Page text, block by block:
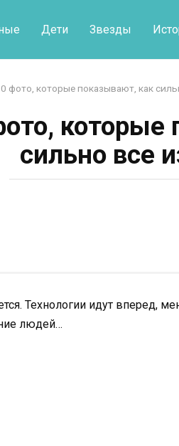
Дети Звезды
фото, которые показывают, как
которые
сильно все
Технологии идут вперед,
людей…